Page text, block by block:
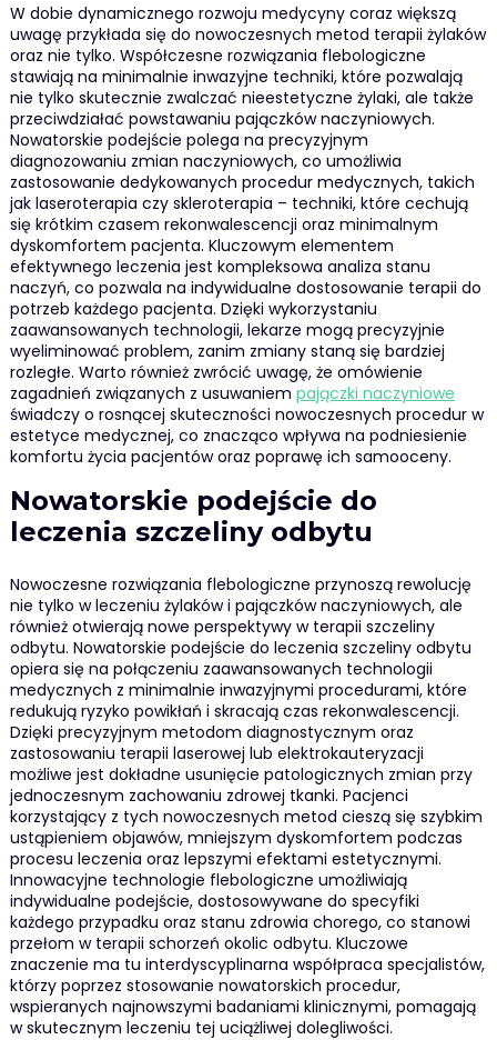
W dobie dynamicznego rozwoju medycyny coraz większą
uwagę przykłada się do nowoczesnych metod terapii żylaków
oraz nie tylko. Współczesne rozwiązania flebologiczne
stawiają na minimalnie inwazyjne techniki, które pozwalają
nie tylko skutecznie zwalczać nieestetyczne żylaki, ale także
przeciwdziałać powstawaniu pajączków naczyniowych.
Nowatorskie podejście polega na precyzyjnym
diagnozowaniu zmian naczyniowych, co umożliwia
zastosowanie dedykowanych procedur medycznych, takich
jak laseroterapia czy skleroterapia – techniki, które cechują
się krótkim czasem rekonwalescencji oraz minimalnym
dyskomfortem pacjenta. Kluczowym elementem
efektywnego leczenia jest kompleksowa analiza stanu
naczyń, co pozwala na indywidualne dostosowanie terapii do
potrzeb każdego pacjenta. Dzięki wykorzystaniu
zaawansowanych technologii, lekarze mogą precyzyjnie
wyeliminować problem, zanim zmiany staną się bardziej
rozległe. Warto również zwrócić uwagę, że omówienie
zagadnień związanych z usuwaniem pajączki naczyniowe
świadczy o rosnącej skuteczności nowoczesnych procedur w
estetyce medycznej, co znacząco wpływa na podniesienie
komfortu życia pacjentów oraz poprawę ich samooceny.
Nowatorskie podejście do
leczenia szczeliny odbytu
Nowoczesne rozwiązania flebologiczne przynoszą rewolucję
nie tylko w leczeniu żylaków i pajączków naczyniowych, ale
również otwierają nowe perspektywy w terapii szczeliny
odbytu. Nowatorskie podejście do leczenia szczeliny odbytu
opiera się na połączeniu zaawansowanych technologii
medycznych z minimalnie inwazyjnymi procedurami, które
redukują ryzyko powikłań i skracają czas rekonwalescencji.
Dzięki precyzyjnym metodom diagnostycznym oraz
zastosowaniu terapii laserowej lub elektrokauteryzacji
możliwe jest dokładne usunięcie patologicznych zmian przy
jednoczesnym zachowaniu zdrowej tkanki. Pacjenci
korzystający z tych nowoczesnych metod cieszą się szybkim
ustąpieniem objawów, mniejszym dyskomfortem podczas
procesu leczenia oraz lepszymi efektami estetycznymi.
Innowacyjne technologie flebologiczne umożliwiają
indywidualne podejście, dostosowywane do specyfiki
każdego przypadku oraz stanu zdrowia chorego, co stanowi
przełom w terapii schorzeń okolic odbytu. Kluczowe
znaczenie ma tu interdyscyplinarna współpraca specjalistów,
którzy poprzez stosowanie nowatorskich procedur,
wspieranych najnowszymi badaniami klinicznymi, pomagają
w skutecznym leczeniu tej uciążliwej dolegliwości.